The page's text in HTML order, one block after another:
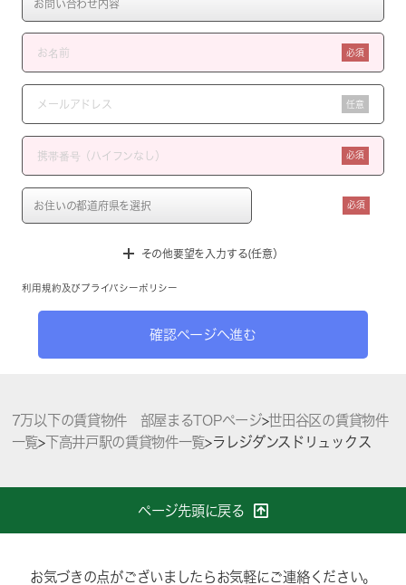
必須
任意
必須
必須
その他要望を入力する(任意）
利用規約 及び プライバシーポリシー
確認ページへ進む
7万以下の賃貸物件 部屋まるTOPページ>世田谷区の賃貸物件
一覧>下高井戸駅の賃貸物件一覧>ラレジダンスドリュックス
ページ先頭に戻る
お気づきの点がございましたらお気軽にご連絡ください。